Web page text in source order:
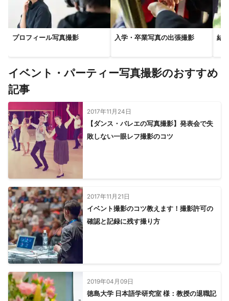
伊奈町
幸手市 所沢市 桶川市 川越市
久喜市
狭山市
北本市 川島町
【茨城県】
河内町
常総市 坂東市 阿見町
つくば市
境町
五霞町 稲敷市 土浦市 美浦村
【神奈川県
川崎市 横浜市
プロフィール写真撮影 入学・卒業写真の出張撮影 結
イベント・パーティー写真撮影のおすすめ
記事
2017年11月24日
【ダンス・バレエの写真撮影】発表会で失
敗しない一眼レフ撮影のコツ
2017年11月21日
イベント撮影のコツ教えます！撮影許可の
確認と記録に残す撮り方
2019年04月09日
徳島大学 日本語学研究室 様：教授の退職記